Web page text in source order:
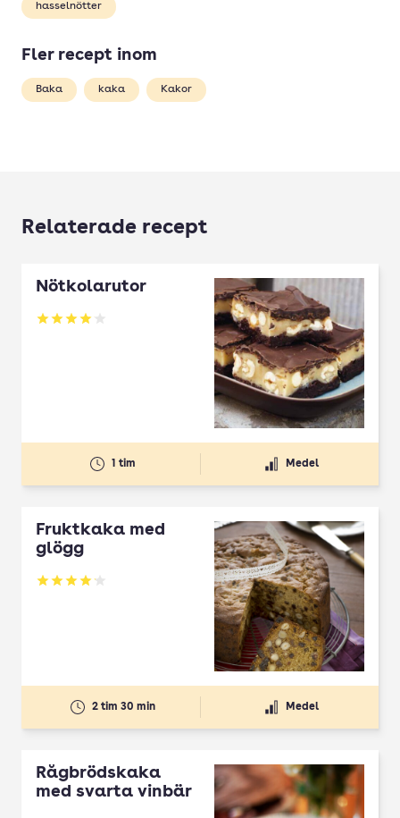
hasselnötter
Fler recept inom
Baka kaka Kakor
Relaterade recept
Nötkolarutor
Betyg: 4.03 av 5
1 tim Medel
Fruktkaka med
glögg
Betyg: 4.14 av 5
2 tim 30 min Medel
Rågbrödskaka
med svarta vinbär